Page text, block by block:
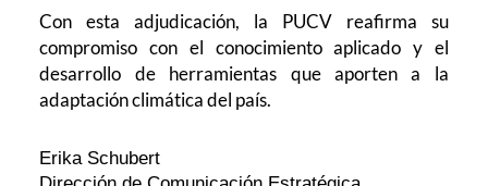
Con esta adjudicación, la PUCV reafirma su
compromiso con el conocimiento aplicado y el
desarrollo de herramientas que aporten a la
adaptación climática del país.
Erika Schubert